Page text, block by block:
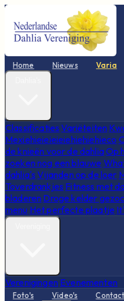
Home Nieuws Varia
Classificaties Variëteiten
Mexiehieieieieiehiehiehieco
de knieën voor de dahliaOp
zoeken nog een blauwe
dahlia's Vijanden op de loer
Toverdrankjes Fitness met
bladeren Droge kelder
menu Het perfecte plaatje
Verenigingen Evenementen
Foto's Video's Contact